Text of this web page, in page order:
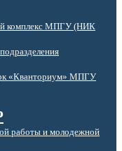
комплекс МПГУ (НИК
«Кванториум» МПГУ
работы и молодежной